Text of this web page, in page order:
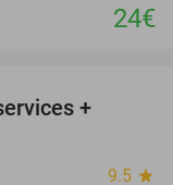
24€
+
9.5 star